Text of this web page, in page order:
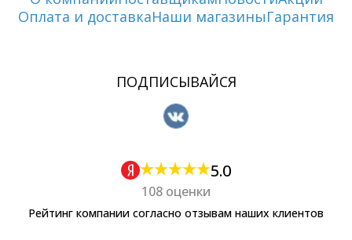
Оплата и доставкаНаши магазиныГарантия
ПОДПИСЫВАЙСЯ
5.0
108 оценки
Рейтинг компании согласно отзывам наших клиентов